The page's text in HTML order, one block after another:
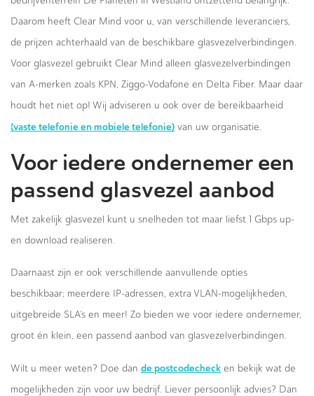
Daarom heeft Clear Mind voor u, van verschillende leveranciers,
de prijzen achterhaald van de beschikbare glasvezelverbindingen.
Voor glasvezel gebruikt Clear Mind alleen glasvezelverbindingen
van A-merken zoals KPN, Ziggo-Vodafone en Delta Fiber. Maar daar
houdt het niet op! Wij adviseren u ook over de bereikbaarheid
(vaste telefonie en mobiele telefonie) van uw organisatie.
Voor iedere ondernemer een
passend glasvezel aanbod
Met zakelijk glasvezel kunt u snelheden tot maar liefst 1 Gbps up-
en download realiseren.
Daarnaast zijn er ook verschillende aanvullende opties
beschikbaar; meerdere IP-adressen, extra VLAN-mogelijkheden,
uitgebreide SLA’s en meer! Zo bieden we voor iedere ondernemer,
groot én klein, een passend aanbod van glasvezelverbindingen.
Wilt u meer weten? Doe dan de postcodecheck en bekijk wat de
mogelijkheden zijn voor uw bedrijf. Liever persoonlijk advies? Dan